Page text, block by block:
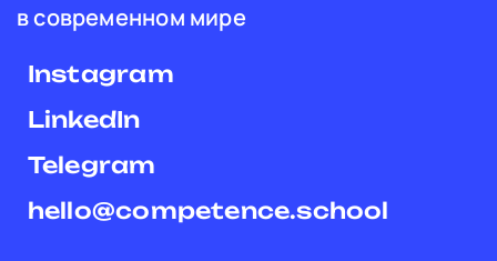
в современном мире
Instagram
LinkedIn
Telegram
hello@competence.school